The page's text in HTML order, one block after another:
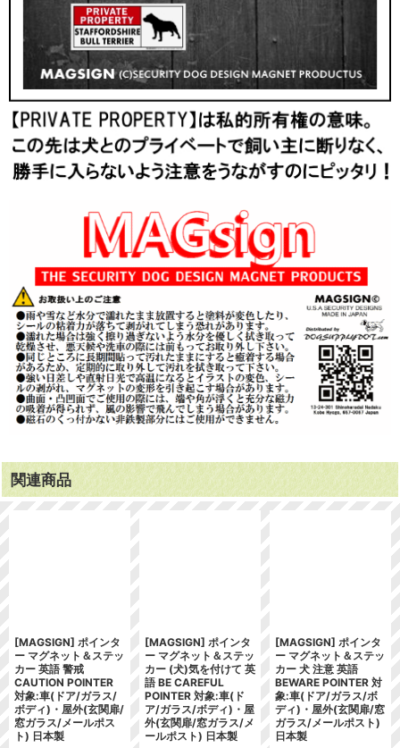
関連商品
[MAGSIGN] ポインタ
ー マグネット＆ステッ
カー 英語 警戒
CAUTION POINTER
対象:車(ドア/ガラス/
ボディ)・屋外(玄関扉/
窓ガラス/メールポス
ト) 日本製
[MAGSIGN] ポインタ
ー マグネット＆ステッ
カー (犬)気を付けて 英
語 BE CAREFUL
POINTER 対象:車(ド
ア/ガラス/ボディ)・屋
外(玄関扉/窓ガラス/メ
ールポスト) 日本製
[MAGSIGN] ポインタ
ー マグネット＆ステッ
カー 犬 注意 英語
BEWARE POINTER 対
象:車(ドア/ガラス/ボ
ディ)・屋外(玄関扉/窓
ガラス/メールポスト)
日本製